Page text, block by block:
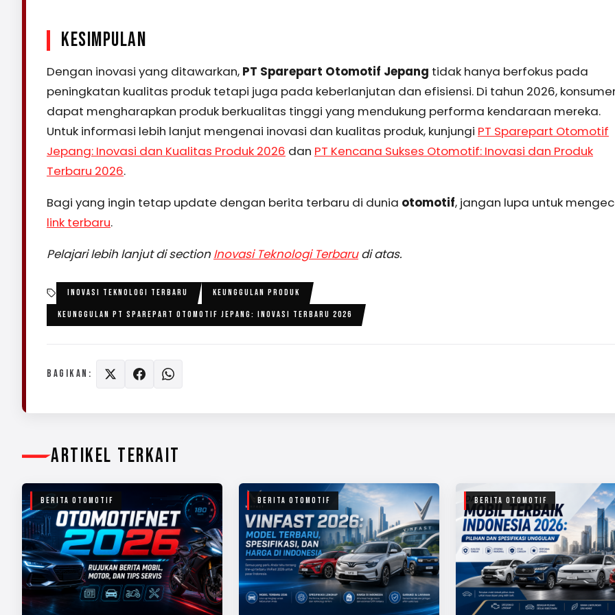
KESIMPULAN
Dengan inovasi yang ditawarkan, PT Sparepart Otomotif Jepang tidak hanya berfokus pada
peningkatan kualitas produk tetapi juga pada keberlanjutan dan efisiensi. Di tahun 2026,
dapat mengharapkan produk berkualitas tinggi yang mendukung performa kendaraan mereka.
Untuk informasi lebih lanjut mengenai inovasi dan kualitas produk, kunjungi PT Sparepart Otomotif
Jepang: Inovasi dan Kualitas Produk 2026 dan PT Kencana Sukses Otomotif: Inovasi dan Produk
Terbaru 2026.
Bagi yang ingin tetap update dengan berita terbaru di dunia otomotif, jangan lupa untuk
link terbaru.
Pelajari lebih lanjut di section Inovasi Teknologi Terbarudi atas.
INOVASI TEKNOLOGI TERBARU KEUNGGULAN PRODUK
KEUNGGULAN PT SPAREPART OTOMOTIF JEPANG: INOVASI TERBARU 2026
BAGIKAN:
ARTIKEL TERKAIT
BERITA OTOMOTIF BERITA OTOMOTIF BERITA OTOMOTIF